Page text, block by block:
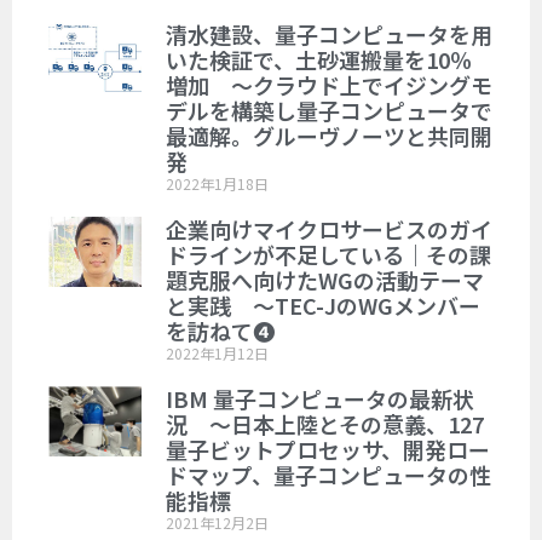
清水建設、量子コンピュータを用
いた検証で、土砂運搬量を10％
増加 ～クラウド上でイジングモ
デルを構築し量子コンピュータで
最適解。グルーヴノーツと共同開
発
2022年1月18日
企業向けマイクロサービスのガイ
ドラインが不足している｜その課
題克服へ向けたWGの活動テーマ
と実践 ～TEC-JのWGメンバー
を訪ねて❹
2022年1月12日
IBM 量子コンピュータの最新状
況 ～日本上陸とその意義、127
量子ビットプロセッサ、開発ロー
ドマップ、量子コンピュータの性
能指標
2021年12月2日